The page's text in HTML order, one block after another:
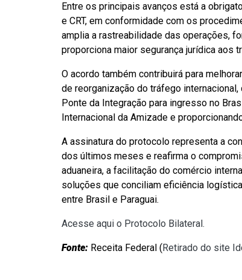
Entre os principais avanços está a
e CRT, em conformidade com os
amplia a rastreabilidade das operações,
proporciona maior segurança jurídica aos
O acordo também contribuirá para
de reorganização do tráfego
Ponte da Integração para ingresso no
Internacional da Amizade e
A assinatura do protocolo representa a
dos últimos meses e reafirma o
aduaneira, a facilitação do comércio
soluções que conciliam eficiência
entre Brasil e Paraguai.
Acesse aqui o Protocolo Bilateral.
Fonte: Receita Federal (Retirado do site